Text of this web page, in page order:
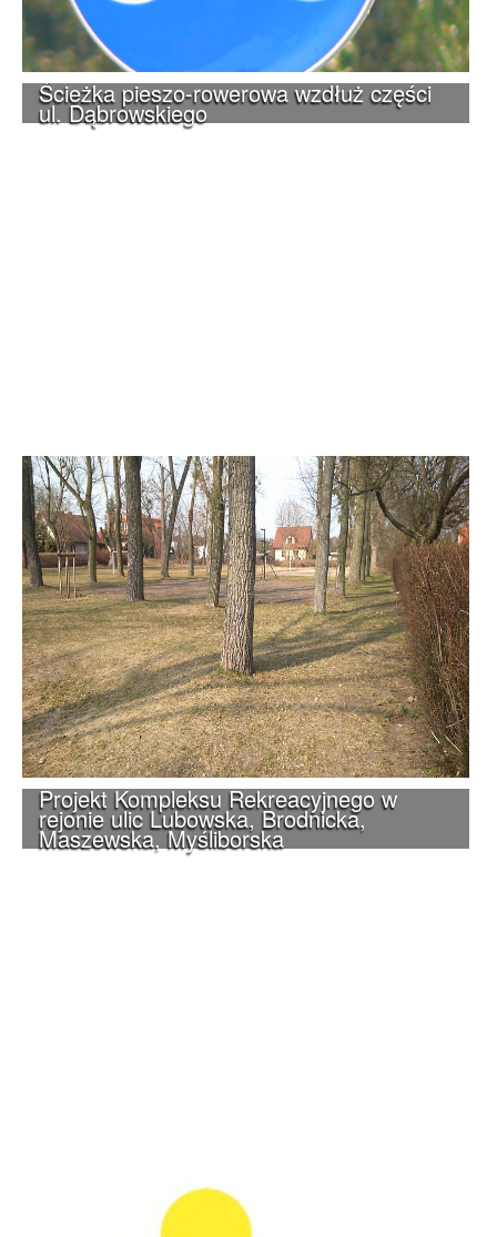
Ścieżka pieszo-rowerowa wzdłuż części
ul. Dąbrowskiego
Projekt Kompleksu Rekreacyjnego w
rejonie ulic Lubowska, Brodnicka,
Maszewska, Myśliborska